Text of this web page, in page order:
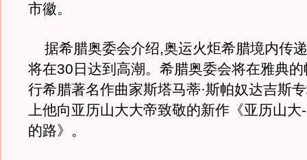
市徽。
据希腊奥委会介绍,奥运火炬希腊境内传
将在30日达到高潮。希腊奥委会将在雅典
行希腊著名作曲家斯塔马蒂·斯帕奴达吉斯
上他向亚历山大大帝致敬的新作《亚历山大
的路》。